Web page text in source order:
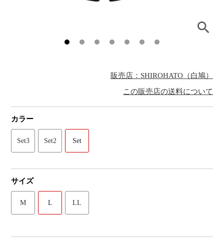
販売店：SHIROHATO（白鳩）
この販売店の送料について
カラー
Set3 Set2 Set
サイズ
M L LL